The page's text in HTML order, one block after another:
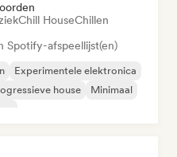
Chill HouseChillen
Spotify-afspeellijst(en)
Experimentele elektronica
house
Minimaal